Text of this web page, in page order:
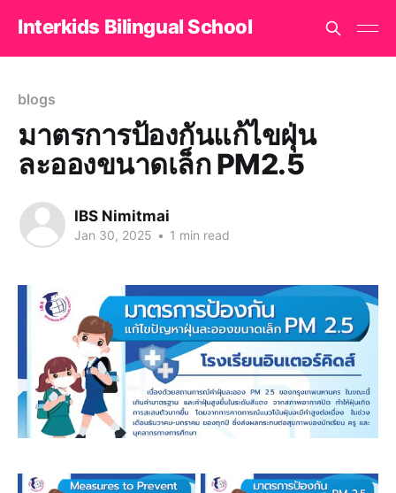
Interkids Bilingual School
blogs
มาตรการป้องกันแก้ไขฝุ่น
ละอองขนาดเล็ก PM2.5
IBS Nimitmai
Jan 30, 2025 • 1 min read